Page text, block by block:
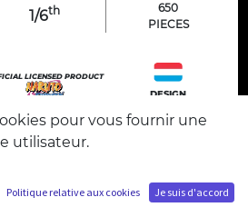
1/6th
650
PIECES
LICENSED PRODUCT
DESIGN
pour vous fournir une
utilisateur.
Politique relative aux cookies Je suis d'accord